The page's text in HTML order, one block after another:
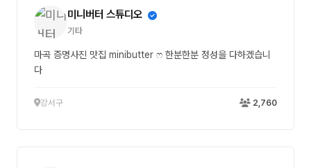
미니버터 스튜디오
기타
마곡 증명사진 맛집 minibutter ෆ 한분한분 정성을 다하겠습니
다
강서구 2,760